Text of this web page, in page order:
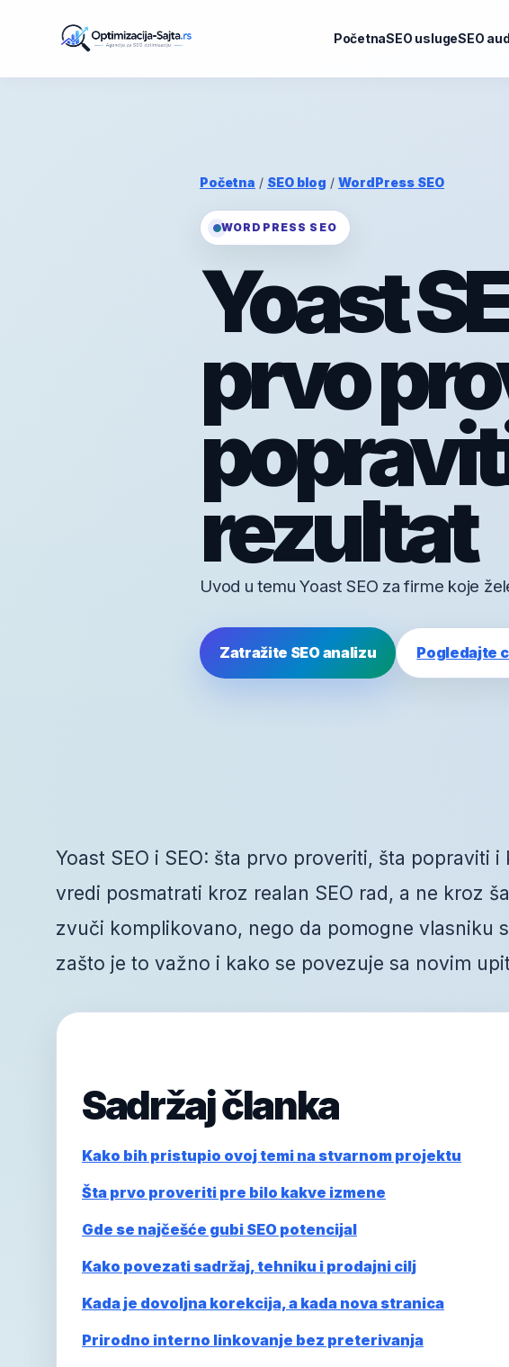
PočetnaSEO uslugeSEO
Početna / SEO blog / WordPress SEO
WORDPRESS SEO
Yoast
prvo
rezultat
Uvod u temu Yoast SEO za firme koje
Zatražite SEO analizu Pogledajte
Yoast SEO i SEO: šta prvo proveriti, šta popraviti
vredi posmatrati kroz realan SEO rad, a ne kroz
zvuči komplikovano, nego da pomogne vlasniku
zašto je to važno i kako se povezuje sa novim
Sadržaj članka
Kako bih pristupio ovoj temi na stvarnom projektu
Šta prvo proveriti pre bilo kakve izmene
Gde se najčešće gubi SEO potencijal
Kako povezati sadržaj, tehniku i prodajni cilj
Kada je dovoljna korekcija, a kada nova stranica
Prirodno interno linkovanje bez preterivanja